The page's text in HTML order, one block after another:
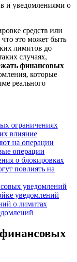
и уведомлениями о
средств или
это может быть
лимитов до
случаях,
финансовых
которые
реального
ограничениях
влияние
на операции
операции
о блокировках
повлиять на
уведомлений
уведомлений
о лимитах